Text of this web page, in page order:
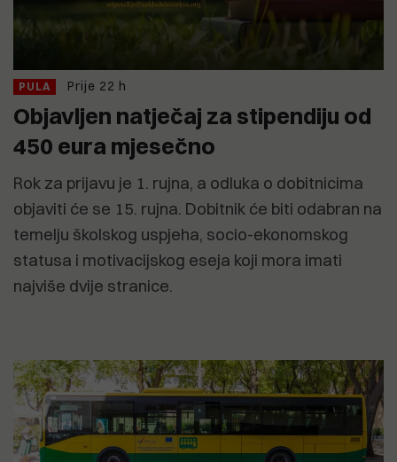
PULA Prije 22 h
Objavljen natječaj za stipendiju od
450 eura mjesečno
Rok za prijavu je 1. rujna, a odluka o dobitnicima
objaviti će se 15. rujna. Dobitnik će biti odabran na
temelju školskog uspjeha, socio-ekonomskog
statusa i motivacijskog eseja koji mora imati
najviše dvije stranice.